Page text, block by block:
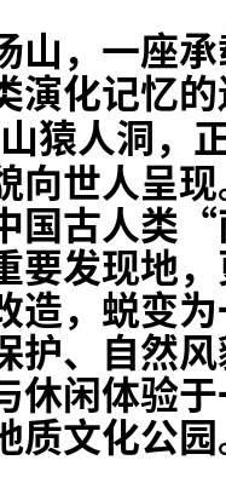
山，一座
演化记忆
猿人洞，
向世人呈
国古人类“
要发现地，
造，蜕变
护、自然
休闲体验
质文化公园